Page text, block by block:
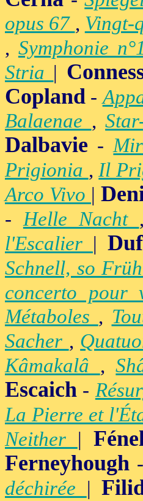
opus 67 , Vingt-
, Symphonie
Stria |
Copland -
Balaenae ,
Dalbavie -
Prigionia ,Il
Arco Vivo |
-Helle Nacht
l'Escalier |
Schnell, so Früh
concerto pour
Métaboles ,
Sacher ,
Kâmakalâ ,
Escaich -
La Pierre et
Neither |
Ferneyhough -
déchirée |